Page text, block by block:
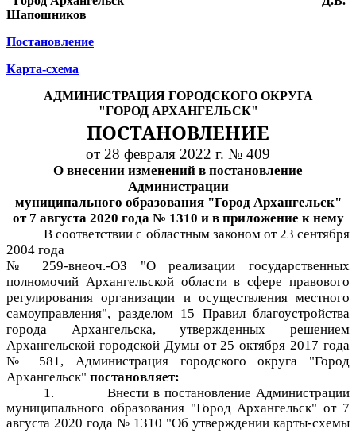
Шапошников
Постановление
Карта-схема
АДМИНИСТРАЦИЯ ГОРОДСКОГО ОКРУГА
"ГОРОД АРХАНГЕЛЬСК"
ПОСТАНОВЛЕНИЕ
от 28 февраля 2022 г. № 409
О внесении изменений в постановление
Администрации
муниципального образования "Город Архангельск"
от 7 августа 2020 года № 1310 и в приложение к нему
В соответствии с областным законом от 23 сентября
2004 года
№ 259-внеоч.-ОЗ "О реализации государственных
полномочий Архангельской области в сфере правового
регулирования организации и осуществления местного
самоуправления", разделом 15 Правил благоустройства
города Архангельска, утвержденных решением
Архангельской городской Думы от 25 октября 2017 года
№ 581, Администрация городского округа "Город
Архангельск" постановляет:
1.
Внести в постановление Администрации
муниципального образования "Город Архангельск" от 7
августа 2020 года № 1310 "Об утверждении карты-схемы